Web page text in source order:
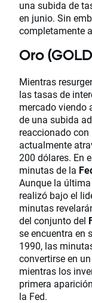
una subida de
en junio. Sin
completamente
Oro
Mientras
las tasas de
mercado viendo
de una subida
reaccionado
actualmente
200 dólares. En
minutas de la
Aunque la
realizó bajo el
minutas
del conjunto del
se encuentra en
1990, las
convertirse en
mientras los
primera
la Fed.